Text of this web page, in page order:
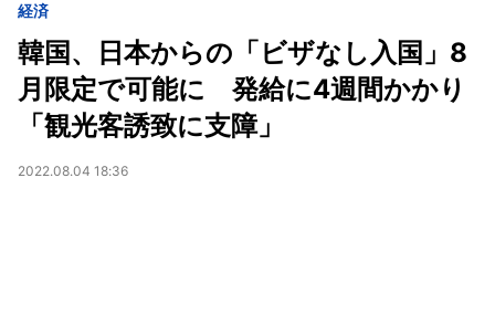
経済
韓国、日本からの「ビザなし入国」8
月限定で可能に 発給に4週間かかり
「観光客誘致に支障」
2022.08.04 18:36